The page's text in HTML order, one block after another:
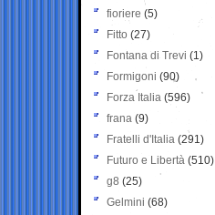
fioriere (5)
Fitto (27)
Fontana di Trevi (1)
Formigoni (90)
Forza Italia (596)
frana (9)
Fratelli d'Italia (291)
Futuro e Libertà (510)
g8 (25)
Gelmini (68)